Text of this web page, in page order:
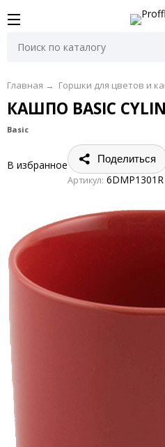
Главная → Горшки для цветов и
КАШПО BASIC
Basic
В избранное
Поделиться
Артикул: 6DMP1301R